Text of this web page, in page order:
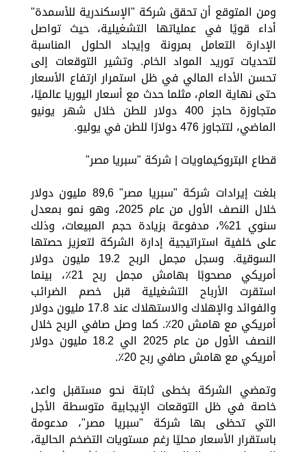
ومن المتوقع أن تحقق شركة "الإسكندرية للأسمدة"
أداء قويًا في عملياتها التشغيلية، حيث تواصل
الإدارة التعامل بمرونة وإيجاد الحلول المناسبة
لتحديات توريد المواد الخام. وتشير التوقعات إلى
تحسن الأداء المالي في ظل استمرار ارتفاع الأسعار
حتى نهاية العام، مثلما حدث مع أسعار اليوريا عالميًا،
متجاوزة حاجز 400 دولار للطن خلال شهر يونيو
الماضي، لتتجاوز 476 دولارًا للطن في يوليو.
قطاع البتروكيماويات | شركة "سبريا مصر"
بلغت إيرادات شركة "سبريا مصر" 89,6 مليون دولار
خلال النصف الأول من عام 2025، وهو نمو بمعدل
سنوي 21%، مدفوعة بزيادة حجم المبيعات، وذلك
على خلفية استراتيجية إدارة الشركة لتعزيز حصتها
السوقية. وسجل مجمل الربح 19.2 مليون دولار
أمريكي مصحوبًا بهامش مجمل ربح 21٪، بينما
استقرت الأرباح التشغيلية قبل خصم الضرائب
والفوائد والإهلاك والاستهلاك عند 17.8 مليون دولار
أمريكي مع هامش 20٪. كما وصل صافي الربح خلال
النصف الأول من عام 2025 الي 18.2 مليون دولار
أمريكي مع هامش صافي ربح 20٪.
وتمضي الشركة بخطى ثابتة نحو مستقبل واعد،
خاصة في ظل التوقعات الإيجابية متوسطة الأجل
التي تحظى بها شركة "سبريا مصر"، مدعومة
باستقرار الأسعار محليًا رغم مستويات التضخم الحالية،